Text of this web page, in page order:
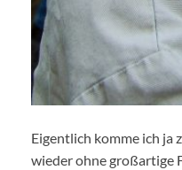
Eigentlich komme ich ja
wieder ohne großartige